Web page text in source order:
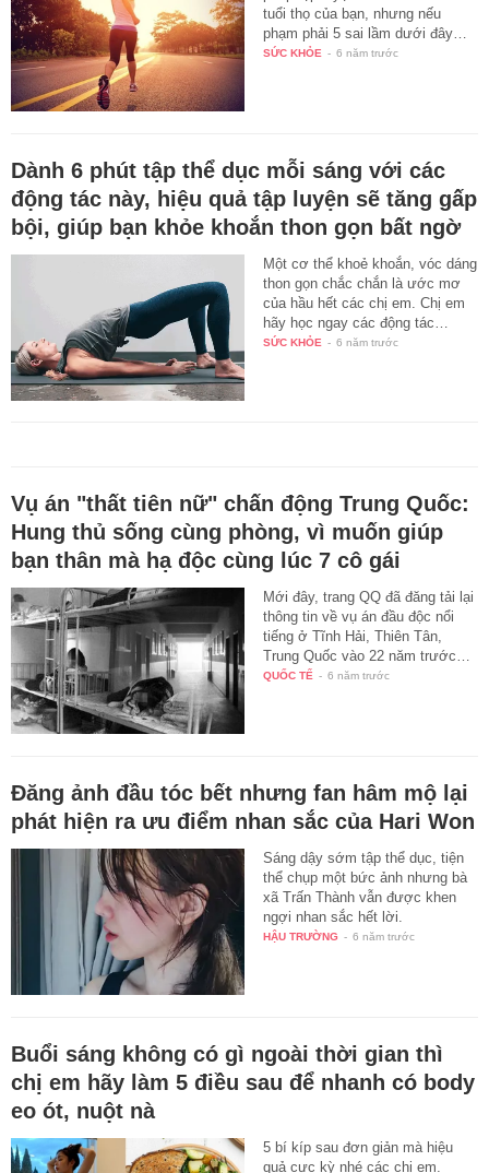
tuổi thọ của bạn, nhưng nếu
phạm phải 5 sai lầm dưới đây…
SỨC KHỎE - 6 năm trước
Dành 6 phút tập thể dục mỗi sáng với các
động tác này, hiệu quả tập luyện sẽ tăng gấp
bội, giúp bạn khỏe khoắn thon gọn bất ngờ
Một cơ thể khoẻ khoắn, vóc dáng
thon gọn chắc chắn là ước mơ
của hầu hết các chị em. Chị em
hãy học ngay các động tác…
SỨC KHỎE - 6 năm trước
Vụ án "thất tiên nữ" chấn động Trung Quốc:
Hung thủ sống cùng phòng, vì muốn giúp
bạn thân mà hạ độc cùng lúc 7 cô gái
Mới đây, trang QQ đã đăng tải lại
thông tin về vụ án đầu độc nổi
tiếng ở Tĩnh Hải, Thiên Tân,
Trung Quốc vào 22 năm trước…
QUỐC TẾ - 6 năm trước
Đăng ảnh đầu tóc bết nhưng fan hâm mộ lại
phát hiện ra ưu điểm nhan sắc của Hari Won
Sáng dậy sớm tập thể dục, tiện
thể chụp một bức ảnh nhưng bà
xã Trấn Thành vẫn được khen
ngợi nhan sắc hết lời.
HẬU TRƯỜNG - 6 năm trước
Buổi sáng không có gì ngoài thời gian thì
chị em hãy làm 5 điều sau để nhanh có body
eo ót, nuột nà
5 bí kíp sau đơn giản mà hiệu
quả cực kỳ nhé các chị em.